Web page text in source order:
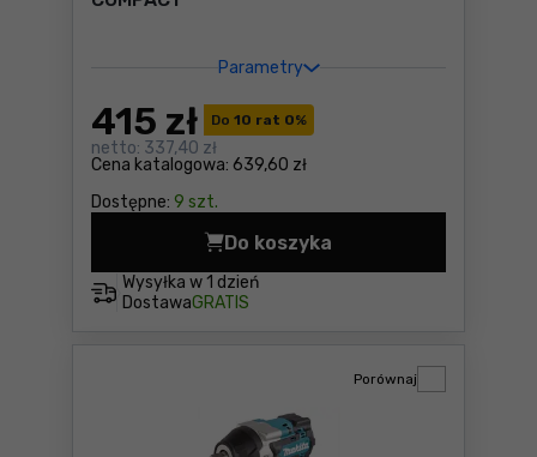
Parametry
Do 10 rat 0%
Cena katalogowa: 639,60 zł
415 zł
netto: 337,40 zł
Dostępne: 9 szt.
Wysyłka w 1 dzień
DostawaGRATIS
Do koszyka
Odkurzacz Metabo AS 18 L
Porównaj